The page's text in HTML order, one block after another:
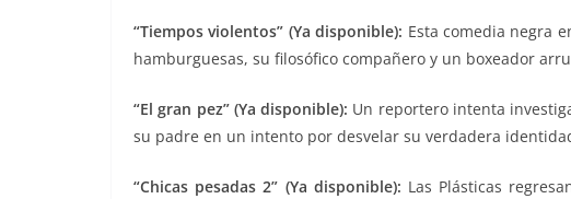
“Tiempos violentos” (Ya disponible): Esta comedia negra
hamburguesas, su filosófico compañero y un boxeador
“El gran pez” (Ya disponible): Un reportero intenta
su padre en un intento por desvelar su verdadera
“Chicas pesadas 2” (Ya disponible): Las Plásticas